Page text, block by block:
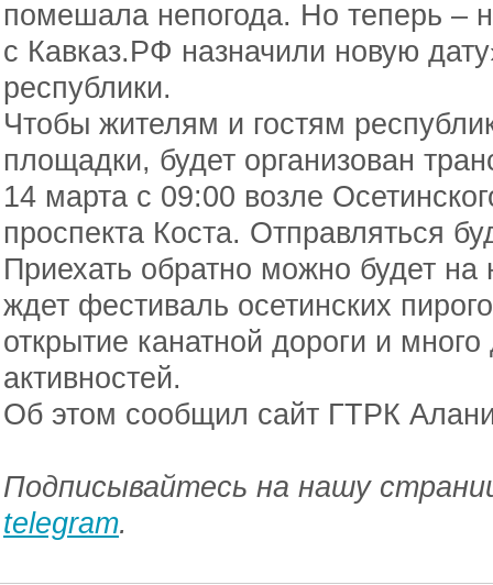
помешала непогода. Но теперь –
с Кавказ.РФ назначили новую
республики.
Чтобы жителям и гостям
площадки, будет организован
14 марта с 09:00 возле
проспекта Коста. Отправляться
Приехать обратно можно будет на
ждет фестиваль осетинских
открытие канатной дороги и
активностей.
Об этом сообщил сайт ГТРК
Подписывайтесь на нашу
telegram.